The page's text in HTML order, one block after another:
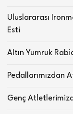
Uluslararası
Esti
Altın Yumruk
Pedallarımızdan
Genç